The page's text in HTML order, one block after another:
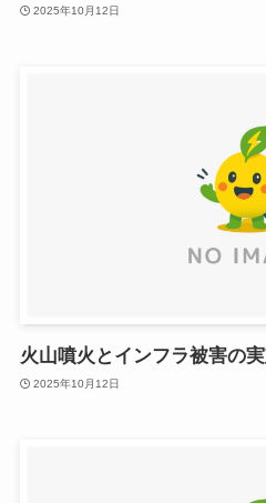
2025年10月12日
火山噴火とインフラ被害の
2025年10月12日